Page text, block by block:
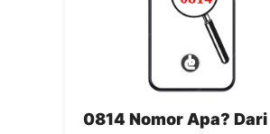
0814 Nomor Apa? Dari